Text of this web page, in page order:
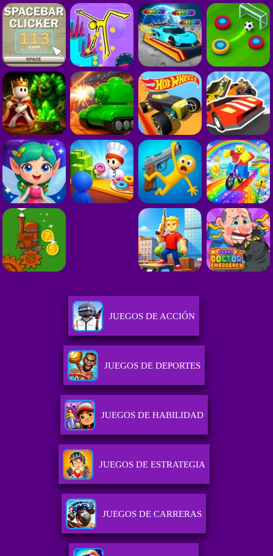
JUEGOS DE ACCIÓN
JUEGOS DE DEPORTES
JUEGOS DE HABILIDAD
JUEGOS DE ESTRATEGIA
JUEGOS DE CARRERAS